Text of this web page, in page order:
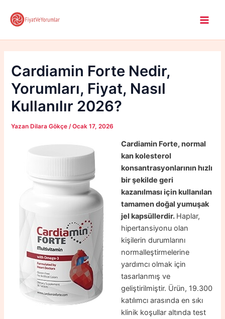
atla
Cardiamin Forte Nedir,
Yorumları, Fiyat, Nasıl
Kullanılır 2026?
Yazan Dilara Gökçe /Ocak 17, 2026
Cardiamin Forte, normal
kan kolesterol
konsantrasyonlarının hızlı
bir şekilde geri
kazanılması için kullanılan
tamamen doğal yumuşak
jel kapsüllerdir. Haplar,
hipertansiyonu olan
kişilerin durumlarını
normalleştirmelerine
yardımcı olmak için
tasarlanmış ve
geliştirilmiştir. Ürün, 19.300
katılımcı arasında en sıkı
klinik koşullar altında test